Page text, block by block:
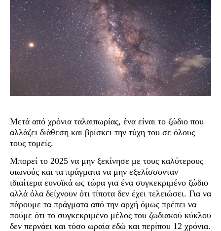
Μετά από χρόνια ταλαιπωρίας, ένα είναι το ζώδιο που
αλλάζει διάθεση και βρίσκει την τύχη του σε όλους
τους τομείς.
Μπορεί το 2025 να μην ξεκίνησε με τους καλύτερους
οιωνούς και τα πράγματα να μην εξελίσσονταν
ιδιαίτερα ευνοϊκά ως τώρα για ένα συγκεκριμένο ζώδιο
αλλά όλα δείχνουν ότι τίποτα δεν έχει τελειώσει. Για να
πάρουμε τα πράγματα από την αρχή όμως πρέπει να
πούμε ότι το συγκεκριμένο μέλος του ζωδιακού κύκλου
δεν περνάει και τόσο ωραία εδώ και περίπου 12 χρόνια.